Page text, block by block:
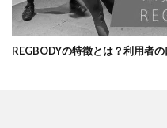
REGBODYの特徴とは？利用者